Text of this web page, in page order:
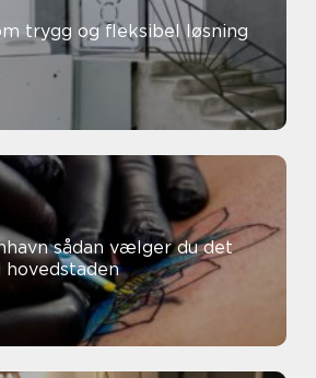
trygg og fleksibel løsning
du det